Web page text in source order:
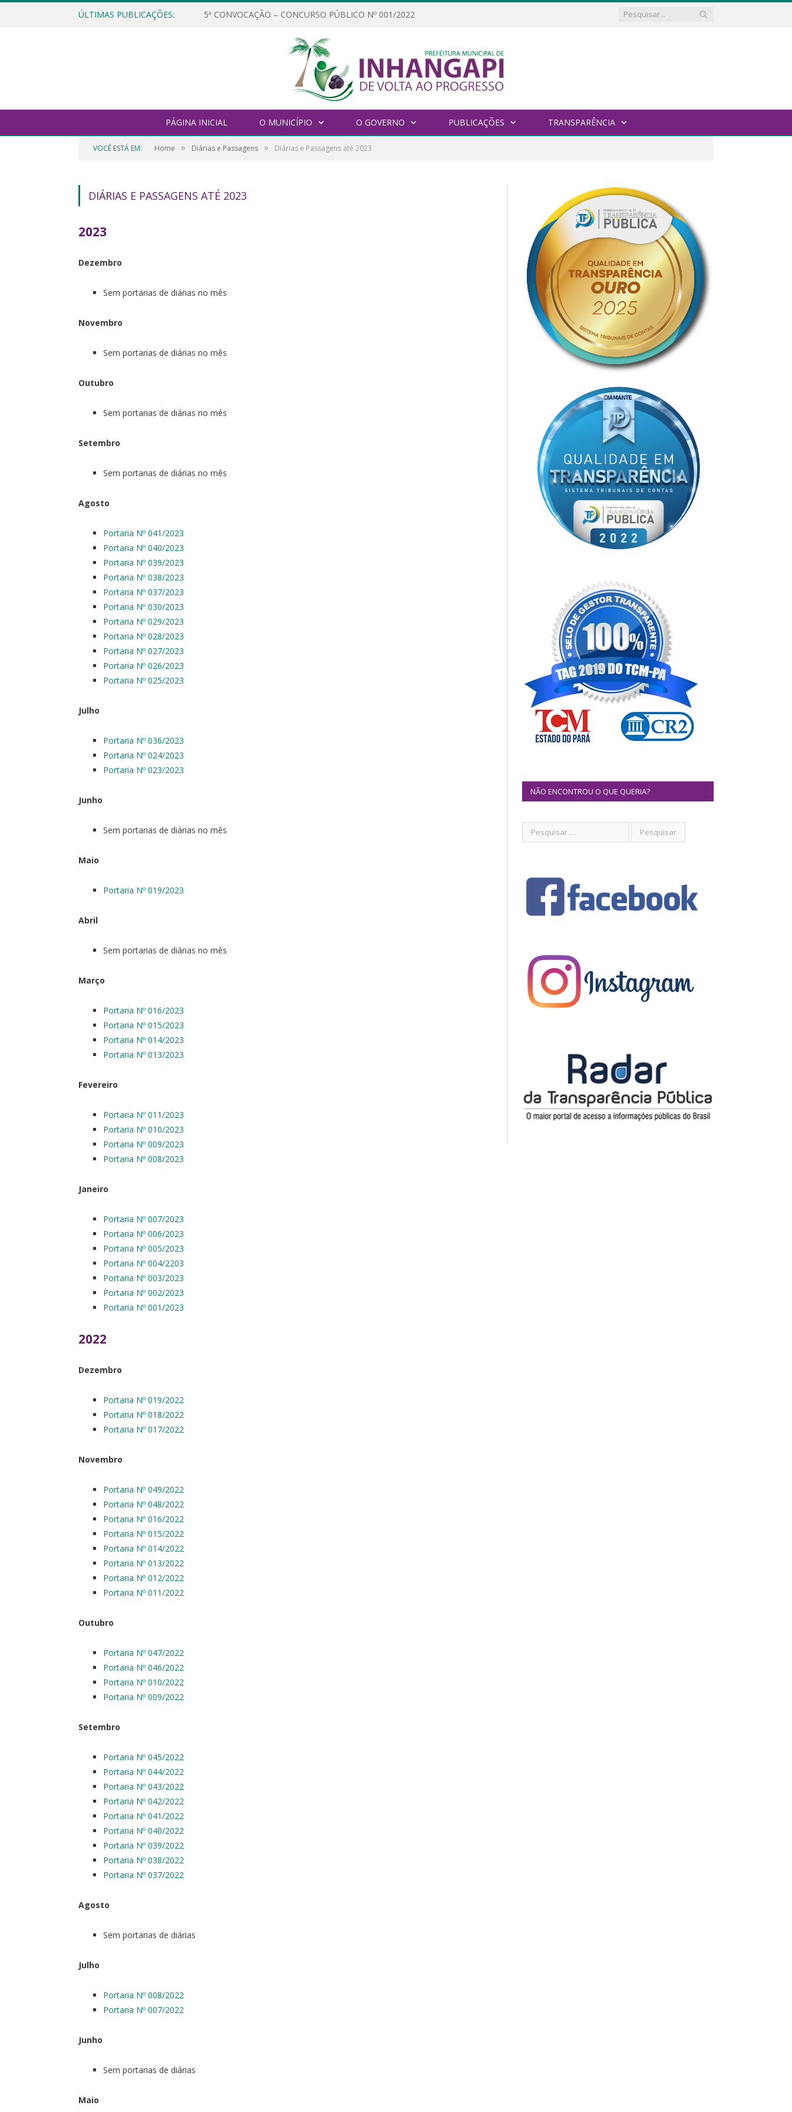
ÚLTIMAS PUBLICAÇÕES: 5ª CONVOCAÇÃO – CONCURSO PÚBLICO Nº 001/2022
PÁGINA INICIAL O MUNICÍPIO O GOVERNO PUBLICAÇÕES TRANSPARÊNCIA
VOCÊ ESTÁ EM: Home » Diárias e Passagens » Diárias e Passagens até 2023
DIÁRIAS E PASSAGENS ATÉ 2023
2023
Dezembro
Sem portarias de diárias no mês
Novembro
Sem portarias de diárias no mês
Outubro
Sem portarias de diárias no mês
Setembro
Sem portarias de diárias no mês
Agosto
Portaria Nº 041/2023
Portaria Nº 040/2023
Portaria Nº 039/2023
Portaria Nº 038/2023
Portaria Nº 037/2023
Portaria Nº 030/2023
Portaria Nº 029/2023
Portaria Nº 028/2023
Portaria Nº 027/2023
Portaria Nº 026/2023
Portaria Nº 025/2023
Julho
Portaria Nº 036/2023
Portaria Nº 024/2023
Portaria Nº 023/2023
Junho
Sem portarias de diárias no mês
Maio
Portaria Nº 019/2023
Abril
Sem portarias de diárias no mês
Março
Portaria Nº 016/2023
Portaria Nº 015/2023
Portaria Nº 014/2023
Portaria Nº 013/2023
Fevereiro
Portaria Nº 011/2023
Portaria Nº 010/2023
Portaria Nº 009/2023
Portaria Nº 008/2023
Janeiro
Portaria Nº 007/2023
Portaria Nº 006/2023
Portaria Nº 005/2023
Portaria Nº 004/2203
Portaria Nº 003/2023
Portaria Nº 002/2023
Portaria Nº 001/2023
2022
Dezembro
Portaria Nº 019/2022
Portaria Nº 018/2022
Portaria Nº 017/2022
Novembro
Portaria Nº 049/2022
Portaria Nº 048/2022
Portaria Nº 016/2022
Portaria Nº 015/2022
Portaria Nº 014/2022
Portaria Nº 013/2022
Portaria Nº 012/2022
Portaria Nº 011/2022
Outubro
Portaria Nº 047/2022
Portaria Nº 046/2022
Portaria Nº 010/2022
Portaria Nº 009/2022
Setembro
Portaria Nº 045/2022
Portaria Nº 044/2022
Portaria Nº 043/2022
Portaria Nº 042/2022
Portaria Nº 041/2022
Portaria Nº 040/2022
Portaria Nº 039/2022
Portaria Nº 038/2022
Portaria Nº 037/2022
Agosto
Sem portarias de diárias
Julho
Portaria Nº 008/2022
Portaria Nº 007/2022
Junho
Sem portarias de diárias
Maio
NÃO ENCONTROU O QUE QUERIA?